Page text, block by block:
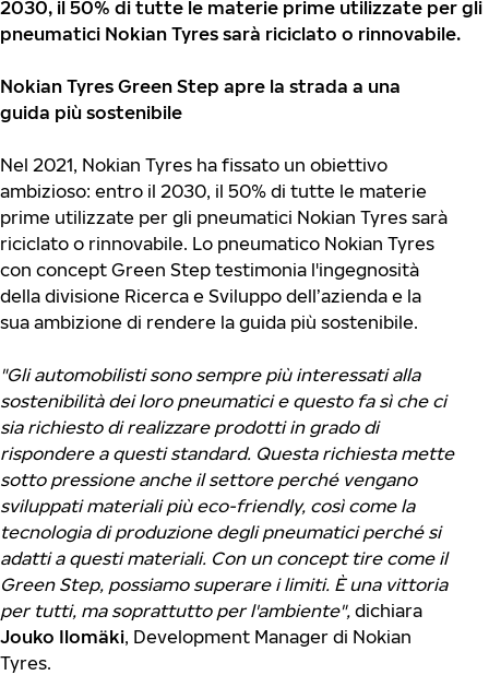
2030, il 50% di tutte le materie prime utilizzate per gli
pneumatici Nokian Tyres sarà riciclato o rinnovabile.
Nokian Tyres Green Step apre la strada a una
guida più sostenibile
Nel 2021, Nokian Tyres ha fissato un obiettivo
ambizioso: entro il 2030, il 50% di tutte le materie
prime utilizzate per gli pneumatici Nokian Tyres sarà
riciclato o rinnovabile. Lo pneumatico Nokian Tyres
con concept Green Step testimonia l'ingegnosità
della divisione Ricerca e Sviluppo dell’azienda e la
sua ambizione di rendere la guida più sostenibile.
"Gli automobilisti sono sempre più interessati alla
sostenibilità dei loro pneumatici e questo fa sì che ci
sia richiesto di realizzare prodotti in grado di
rispondere a questi standard. Questa richiesta mette
sotto pressione anche il settore perché vengano
sviluppati materiali più eco-friendly, così come la
tecnologia di produzione degli pneumatici perché si
adatti a questi materiali. Con un concept tire come il
Green Step, possiamo superare i limiti. È una vittoria
per tutti, ma soprattutto per l'ambiente", dichiara
Jouko Ilomäki, Development Manager di Nokian
Tyres.